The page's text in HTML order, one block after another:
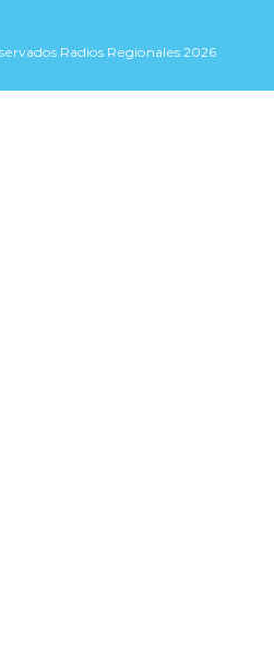
Radios Regionales 2026